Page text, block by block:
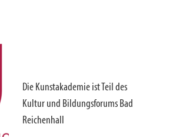
Die Kunstakademie ist Teil des
Kultur und Bildungsforums Bad
Reichenhall